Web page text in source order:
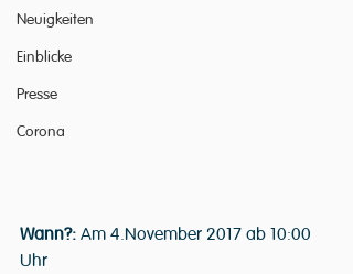
Neuigkeiten
Einblicke
Presse
Corona
Wann?: Am 4.November 2017 ab 10:00
Uhr